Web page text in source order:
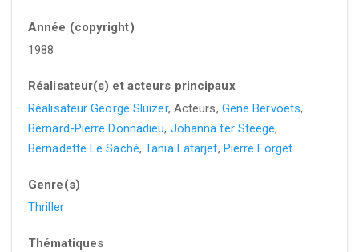
Année (copyright)
1988
Réalisateur(s) et acteurs principaux
Réalisateur George Sluizer, Acteurs, Gene Bervoets,
Bernard-Pierre Donnadieu, Johanna ter Steege,
Bernadette Le Saché,Tania Latarjet, Pierre Forget
Genre(s)
Thriller
Thématiques